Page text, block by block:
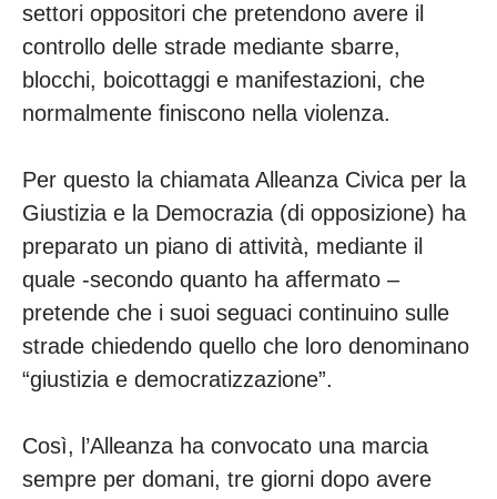
settori oppositori che pretendono avere il
controllo delle strade mediante sbarre,
blocchi, boicottaggi e manifestazioni, che
normalmente finiscono nella violenza.
Per questo la chiamata Alleanza Civica per la
Giustizia e la Democrazia (di opposizione) ha
preparato un piano di attività, mediante il
quale -secondo quanto ha affermato –
pretende che i suoi seguaci continuino sulle
strade chiedendo quello che loro denominano
“giustizia e democratizzazione”.
Così, l’Alleanza ha convocato una marcia
sempre per domani, tre giorni dopo avere